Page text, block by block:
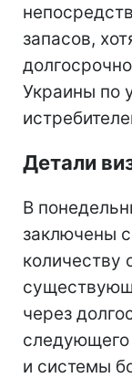
запасов,
Украины по
Детали
В
заключены
количеству
через
следующего
и системы